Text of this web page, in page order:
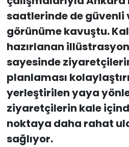
saatlerinde de güvenli
görünüme kavuştu.
hazırlanan
sayesinde
planlaması
yerleştirilen yaya
ziyaretçilerin kale
noktaya daha rahat
sağlıyor.